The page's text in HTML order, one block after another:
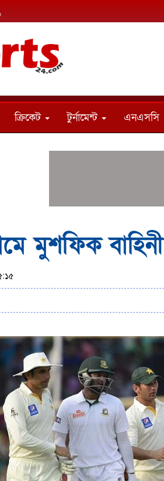
ক্রিকেট টুর্নামেন্ট এনএসসি
মুশফিক বাহিনী